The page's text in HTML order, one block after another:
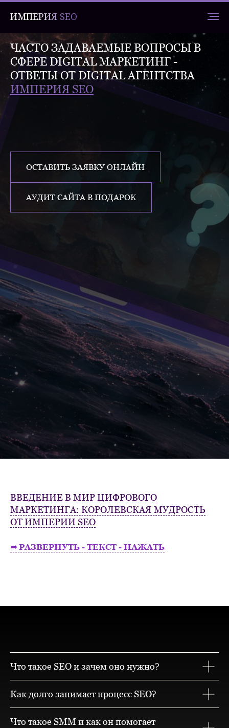
ИМПЕРИЯ SEO
ЧАСТО ЗАДАВАЕМЫЕ ВОПРОСЫ В
СФЕРЕ DIGITAL МАРКЕТИНГ -
ОТВЕТЫ ОТ DIGITAL АГЕНТСТВА
ИМПЕРИЯ SEO
ОСТАВИТЬ ЗАЯВКУ ОНЛАЙН
АУДИТ САЙТА В ПОДАРОК
ВВЕДЕНИЕ В МИР ЦИФРОВОГО
МАРКЕТИНГА: КОРОЛЕВСКАЯ МУДРОСТЬ
ОТ ИМПЕРИИ SEO
➦ РАЗВЕРНУТЬ - ТЕКСТ - НАЖАТЬ
Что такое SEO и зачем оно нужно?
Как долго занимает процесс SEO?
Что такое SMM и как он помогает